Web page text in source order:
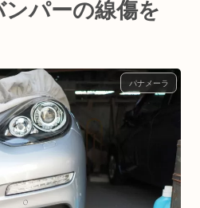
パーの線傷を
パナメーラ